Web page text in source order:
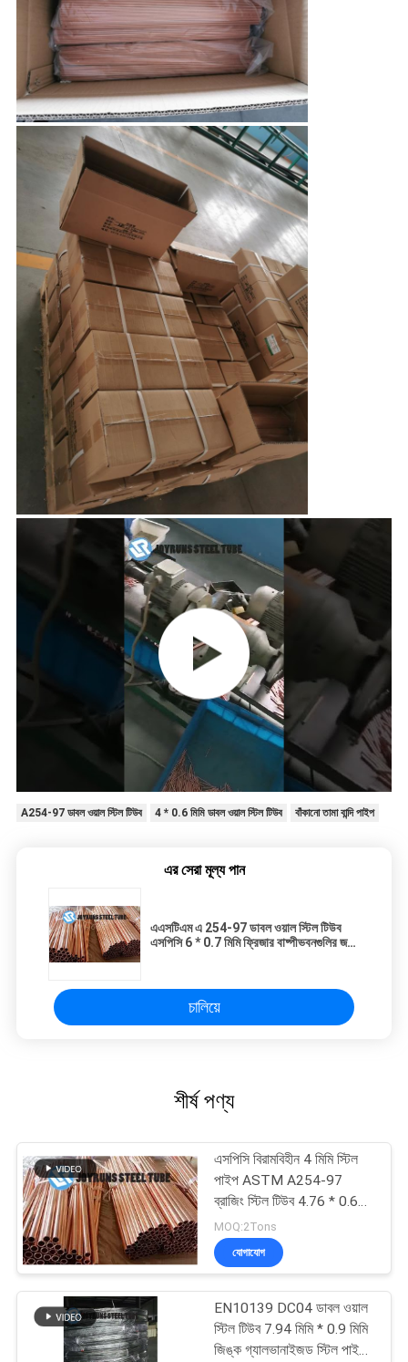
A254-97 ডাবল ওয়াল স্টিল টিউব 4 * 0.6 মিমি ডাবল ওয়াল স্টিল টিউব বাঁকানো তামা বান্দি পাইপ
এর সেরা মূল্য পান
এএসটিএম এ 254-97 ডাবল ওয়াল স্টিল টিউব
এসপিসি 6 * 0.7 মিমি ফ্রিজার বাষ্পীভবনগুলির জন্য
চালিয়ে
শীর্ষ পণ্য
এসপিসি বিরামবিহীন 4 মিমি স্টিল
পাইপ ASTM A254-97
ব্রাজিং স্টিল টিউব 4.76 * 0.65
মিমি
MOQ:2Tons
যোগাযোগ
EN10139 DC04 ডাবল ওয়াল
স্টিল টিউব 7.94 মিমি * 0.9 মিমি
জিঙ্ক গ্যালভানাইজড স্টিল পাইপ